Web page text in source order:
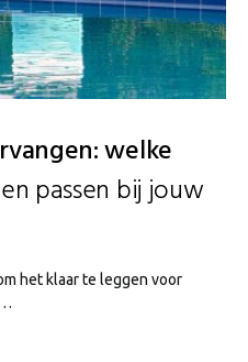
welke
passen bij jouw
het klaar te leggen voor